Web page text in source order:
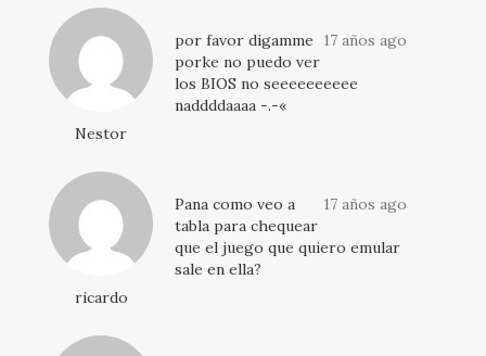
Nestor
17 años ago
por favor digamme
porke no puedo ver
los BIOS no seeeeeeeeee
naddddaaaa -.-«
ricardo
17 años ago
Pana como veo a
tabla para chequear
que el juego que quiero emular
sale en ella?